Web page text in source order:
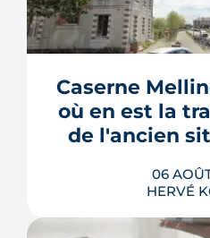
Une start-up
l'eau chaude « par
immeuble social de
une pompe à
branchée sur le
urbain, testée un
LIRE
Caserne
où en est la
de l'ancien
06
HERVÉ